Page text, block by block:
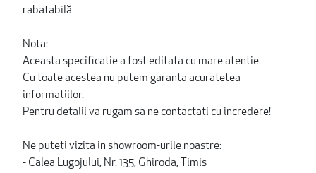
rabatabilă
Nota:
Aceasta specificatie a fost editata cu mare atentie.
Cu toate acestea nu putem garanta acuratetea
informatiilor.
Pentru detalii va rugam sa ne contactati cu incredere!
Ne puteti vizita in showroom-urile noastre:
- Calea Lugojului, Nr. 135, Ghiroda, Timis